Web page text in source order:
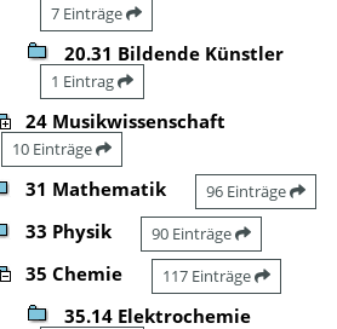
7 Einträge
20.31 Bildende Künstler
1 Eintrag
24 Musikwissenschaft
10 Einträge
31 Mathematik 96 Einträge
33 Physik 90 Einträge
35 Chemie 117 Einträge
35.14 Elektrochemie